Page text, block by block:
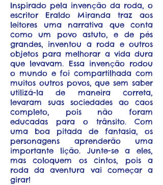
Inspirado pela invenção da roda, o
escritor Eraldo Miranda traz aos
leitores uma narrativa que conta
como um povo astuto, e de pés
grandes, inventou a roda e outros
objetos para melhorar a vida dura
que levavam. Essa invenção rodou
o mundo e foi compartilhada com
muitos outros povos, que sem saber
utilizá-la de maneira correta,
levaram suas sociedades ao caos
completo, pois não foram
educadas para o trânsito. Com
uma boa pitada de fantasia, os
personagens aprenderão uma
importante lição. Junte-se a eles,
mas coloquem os cintos, pois a
roda da aventura vai começar a
girar!